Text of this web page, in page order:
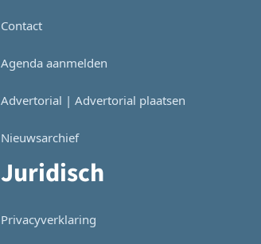
Contact
Agenda aanmelden
Advertorial | Advertorial plaatsen
Nieuwsarchief
Juridisch
Privacyverklaring